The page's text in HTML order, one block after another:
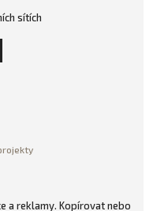
sítích
a reklamy. Kopírovat nebo